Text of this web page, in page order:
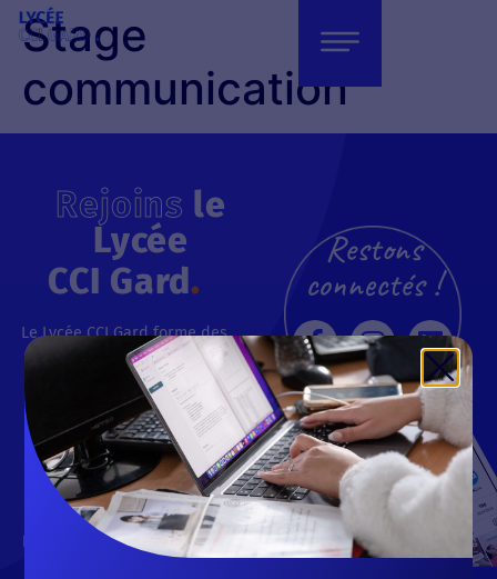
Stage
communication
Rejoins le
Lycée
CCI Gard.
Le Lycée CCI Gard forme des
professionnels reconnus
dans 6 domaines d’activité :
commerce-vente, services,
gestion, communication,
informatique et
management.
Les formations proposées
par la voie scolaire ou
l’alternance, garantissent un
Restons
connectés !